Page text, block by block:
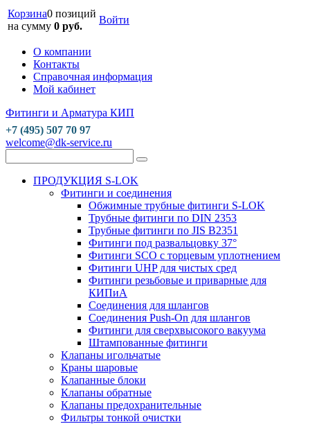
Корзина0 позиций
на сумму 0 руб.
Войти
О компании
Контакты
Справочная информация
Мой кабинет
Фитинги и Арматура КИП
+7 (495) 507 70 97
welcome@dk-service.ru
ПРОДУКЦИЯ S-LOK
Фитинги и соединения
Обжимные трубные фитинги S-LOK
Трубные фитинги по DIN 2353
Трубные фитинги по JIS B2351
Фитинги под развальцовку 37°
Фитинги SCO с торцевым уплотнением
Фитинги UHP для чистых сред
Фитинги резьбовые и приварные для
КИПиА
Соединения для шлангов
Соединения Push-On для шлангов
Фитинги для сверхвысокого вакуума
Штампованные фитинги
Клапаны игольчатые
Краны шаровые
Клапанные блоки
Клапаны обратные
Клапаны предохранительные
Фильтры тонкой очистки